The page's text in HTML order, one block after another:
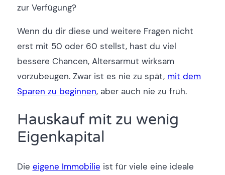
zur Verfügung?
Wenn du dir diese und weitere Fragen nicht
erst mit 50 oder 60 stellst, hast du viel
bessere Chancen, Altersarmut wirksam
vorzubeugen. Zwar ist es nie zu spät, mit dem
Sparen zu beginnen, aber auch nie zu früh.
Hauskauf mit zu wenig
Eigenkapital
Die eigene Immobilie ist für viele eine ideale